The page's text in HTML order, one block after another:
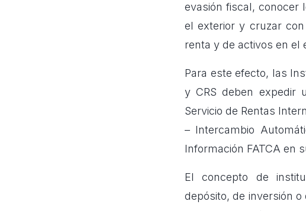
evasión fiscal, conocer
el exterior y cruzar
renta y de activos en el
Para este efecto, las
y CRS deben expedir
Servicio de Rentas
– Intercambio
Información FATCA en
El concepto de
depósito, de inversión o